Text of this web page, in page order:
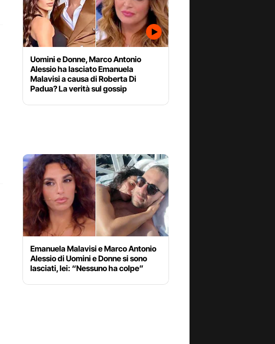
Uomini e Donne, Marco Antonio
Alessio ha lasciato Emanuela
Malavisi a causa di Roberta Di
Padua? La verità sul gossip
Emanuela Malavisi e Marco Antonio
Alessio di Uomini e Donne si sono
lasciati, lei: “Nessuno ha colpe”